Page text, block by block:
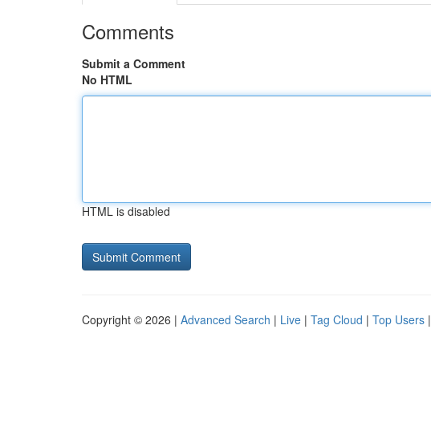
Comments
Submit a Comment
No HTML
HTML is disabled
Copyright © 2026 | Advanced Search | Live | Tag Cloud | Top Users